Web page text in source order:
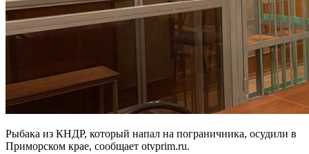
Рыбака из КНДР, который напал на пограничника, осудили в
Приморском крае, сообщает otvprim.ru.